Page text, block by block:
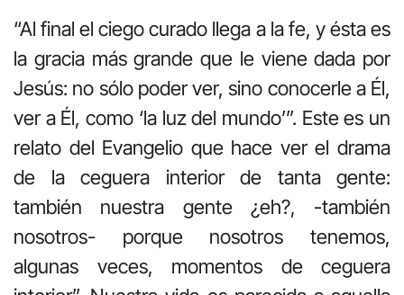
“Al final el ciego curado llega a la fe, y ésta es
la gracia más grande que le viene dada por
Jesús: no sólo poder ver, sino conocerle a Él,
ver a Él, como ‘la luz del mundo’”. Este es un
relato del Evangelio que hace ver el drama
de la ceguera interior de tanta gente:
también nuestra gente ¿eh?, -también
nosotros- porque nosotros tenemos,
algunas veces, momentos de ceguera